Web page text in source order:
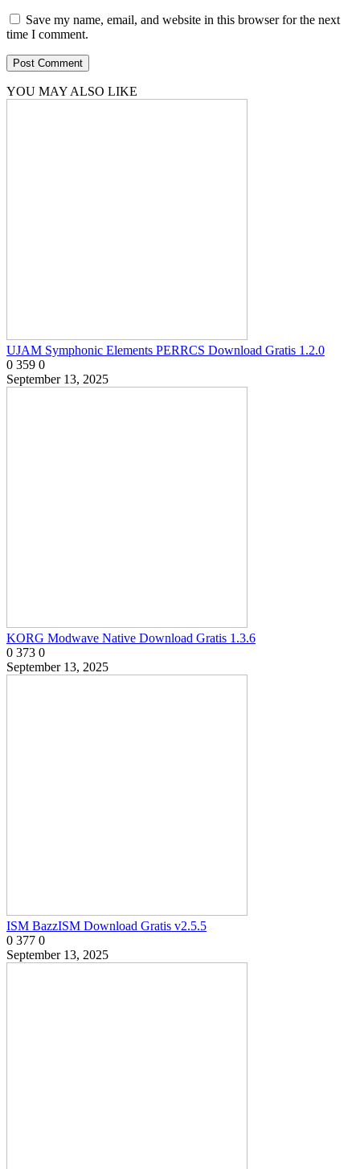
Save my name, email, and website in this browser for the next
time I comment.
YOU MAY ALSO LIKE
UJAM Symphonic Elements PERRCS Download Gratis 1.2.0
0 359 0
September 13, 2025
KORG Modwave Native Download Gratis 1.3.6
0 373 0
September 13, 2025
ISM BazzISM Download Gratis v2.5.5
0 377 0
September 13, 2025